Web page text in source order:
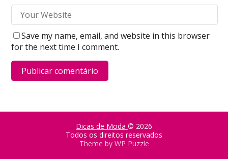
Save my name, email, and website in this browser
for the next time I comment.
Dicas de Moda © 2026
Todos os direitos reservados
Theme by WP Puzzle